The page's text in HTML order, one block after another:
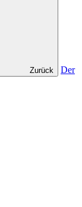
Zurück
Der